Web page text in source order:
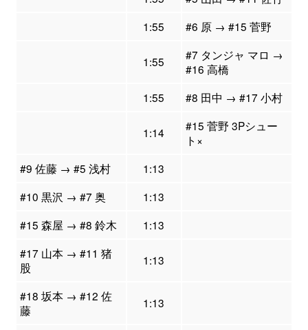
1:55
#6 原 → #15 菅野
1:55
#7 タンジャ マロ →
#16 高橋
1:55
#8 田中 → #17 小村
1:14
#15 菅野 3Pシュー
ト×
#9 佐藤 → #5 浅村
1:13
#10 黒沢 → #7 奥
1:13
#15 森屋 → #8 鈴木
1:13
#17 山本 → #11 猪
股
1:13
#18 坂本 → #12 佐
藤
1:13